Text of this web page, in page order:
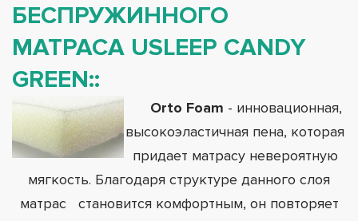
БЕСПРУЖИННОГО
МАТРАСА USLEEP CANDY
GREEN::
Orto Foam - инновационная,
высокоэластичная пена, которая
придает матрасу невероятную
мягкость. Благодаря структуре данного слоя
матрас становится комфортным, он повторяет